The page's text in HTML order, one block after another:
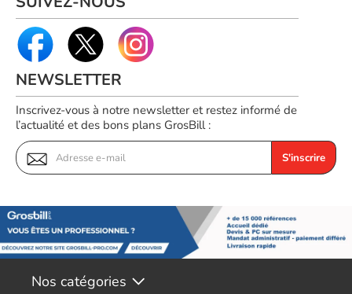
Tension de démarrage
5 V
Référence produit
05801116
Référence constructeur
12TLLCD1W3B-TBE
Voir produits Lian-Li
NEWSLETTER
Inscrivez-vous à notre newsletter et restez informé de
l’actualité et des bons plans GrosBill :
S'inscrire
Nos catégories